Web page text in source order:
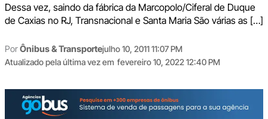
Dessa vez, saindo da fábrica da Marcopolo/Ciferal de Duque
de Caxias no RJ, Transnacional e Santa Maria São várias as […]
PorÔnibus & Transportejulho 10, 2011 11:07 PM
Atualizado pela última vez em fevereiro 10, 2022 12:40 PM